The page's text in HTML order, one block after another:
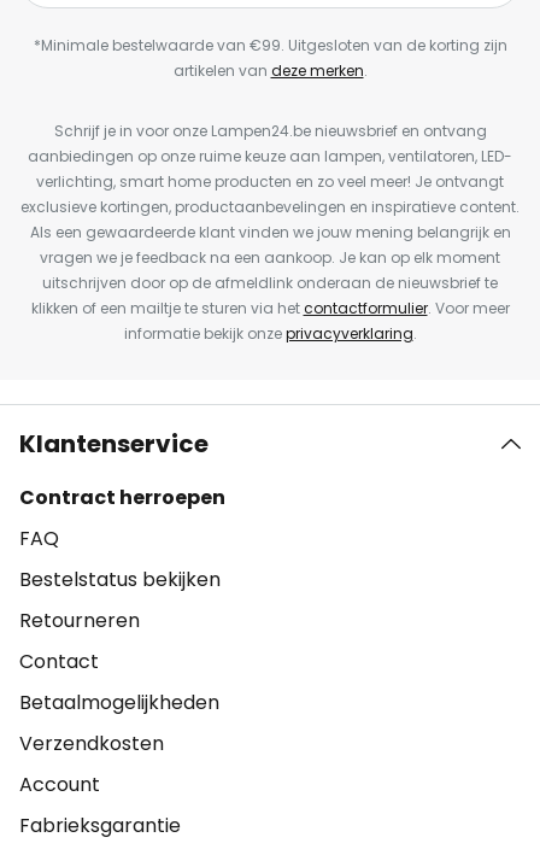
*Minimale bestelwaarde van €99. Uitgesloten van de korting zijn
artikelen van deze merken.
Schrijf je in voor onze Lampen24.be nieuwsbrief en ontvang
aanbiedingen op onze ruime keuze aan lampen, ventilatoren, LED-
verlichting, smart home producten en zo veel meer! Je ontvangt
exclusieve kortingen, productaanbevelingen en inspiratieve content.
Als een gewaardeerde klant vinden we jouw mening belangrijk en
vragen we je feedback na een aankoop. Je kan op elk moment
uitschrijven door op de afmeldlink onderaan de nieuwsbrief te
klikken of een mailtje te sturen via hetcontactformulier. Voor meer
informatie bekijk onzeprivacyverklaring.
Klantenservice
Contract herroepen
FAQ
Bestelstatus bekijken
Retourneren
Contact
Betaalmogelijkheden
Verzendkosten
Account
Fabrieksgarantie